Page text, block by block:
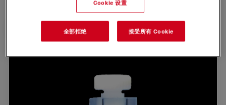
索取报价
Cookie 设置
全部拒绝 接受所有 Cookie